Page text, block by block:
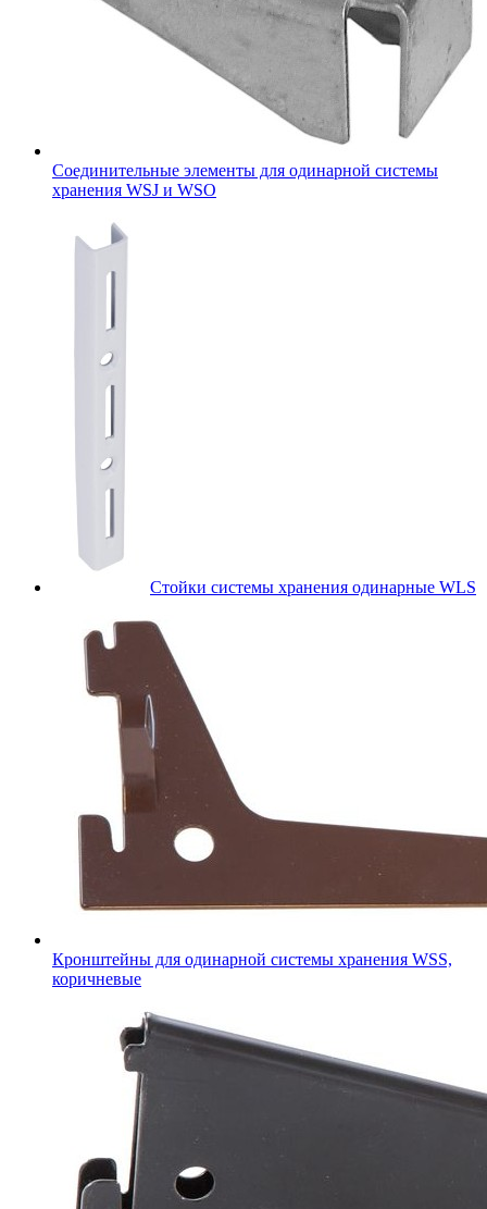
Соединительные элементы для одинарной системы
хранения WSJ и WSO
Стойки системы хранения одинарные WLS
Кронштейны для одинарной системы хранения WSS,
коричневые